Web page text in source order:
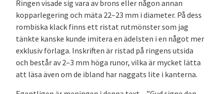
Ringen visade sig vara av brons eller någon annan
kopparlegering och mäta 22–23 mm i diameter. På dess
rombiska klack finns ett ristat rutmönster som jag
tänkte kanske kunde imitera en ädelsten i en något mer
exklusiv förlaga. Inskriften är ristad på ringens utsida
och består av 2–3 mm höga runor, vilka är mycket lätta
att läsa även om de ibland har naggats lite i kanterna.